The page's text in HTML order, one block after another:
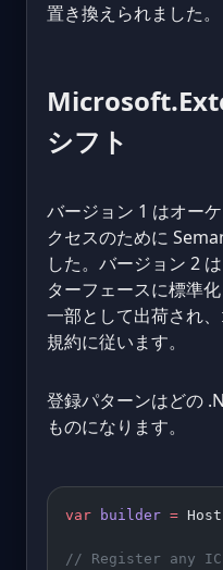
置き換えられました。
シフト
バージョン 1 はオー
クセスのために
した。バージョン 2
ターフェースに標準
一部として出荷され、
規約に従います。
登録パターンはどの
ものになります。
var builder =
// Register any